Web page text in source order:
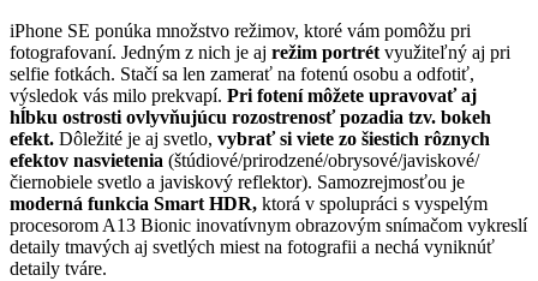
iPhone SE ponúka množstvo režimov, ktoré vám pomôžu pri
fotografovaní. Jedným z nich je aj režim portrét využiteľný aj pri
selfie fotkách. Stačí sa len zamerať na fotenú osobu a odfotiť,
výsledok vás milo prekvapí. Pri fotení môžete upravovať aj
hĺbku ostrosti ovlyvňujúcu rozostrenosť pozadia tzv. bokeh
efekt. Dôležité je aj svetlo, vybrať si viete zo šiestich rôznych
efektov nasvietenia (štúdiové/prirodzené/obrysové/javiskové/
čiernobiele svetlo a javiskový reflektor). Samozrejmosťou je
moderná funkcia Smart HDR, ktorá v spolupráci s vyspelým
procesorom A13 Bionic inovatívnym obrazovým snímačom vykreslí
detaily tmavých aj svetlých miest na fotografii a nechá vyniknúť
detaily tváre.